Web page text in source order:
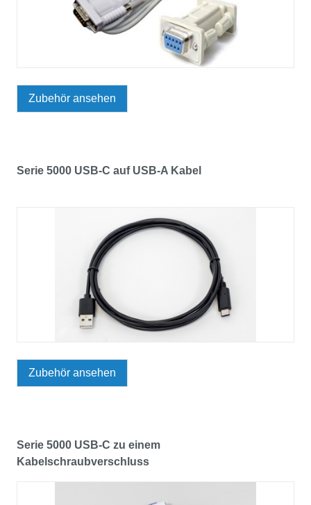
Zubehör ansehen
Serie 5000 USB-C auf USB-A Kabel
Zubehör ansehen
Serie 5000 USB-C zu einem
Kabelschraubverschluss